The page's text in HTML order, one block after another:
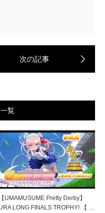
覧
【UMAMUSUME Pretty Derby】
LONG FINALS TROPHY! 【 …